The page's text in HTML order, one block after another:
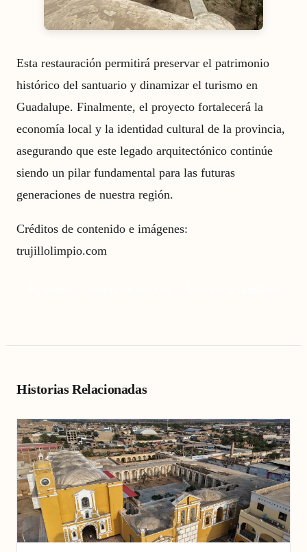
Esta restauración permitirá preservar el patrimonio
histórico del santuario y dinamizar el turismo en
Guadalupe. Finalmente, el proyecto fortalecerá la
economía local y la identidad cultural de la provincia,
asegurando que este legado arquitectónico continúe
siendo un pilar fundamental para las futuras
generaciones de nuestra región.
Créditos de contenido e imágenes:
trujillolimpio.com
Historias Relacionadas